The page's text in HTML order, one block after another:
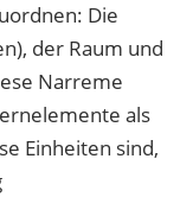
Die
der Raum und
Narreme
als
Einheiten sind,